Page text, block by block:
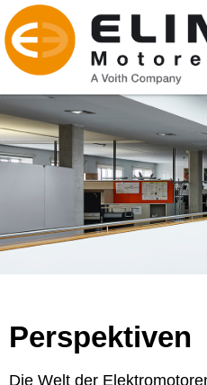
Perspektiven
Die Welt der